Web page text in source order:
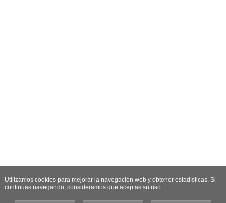
Utilizamos cookies para mejorar la navegación web y obtener estadísticas. Si
continuas navegando, consideramos que aceptas su uso.